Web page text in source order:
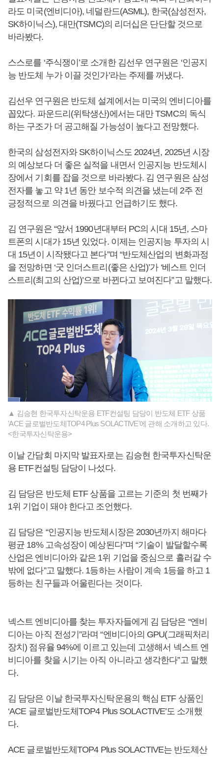
라도 미국(엔비디아), 네덜란드(ASML), 한국(삼성전자,
SK하이닉스), 대만(TSMC)의 리더십은 단단할 것으로
바라봤다.
스스로를 ‘주식쟁이’로 소개한 김선우 연구원은 ‘인공지
능 반도체 누가 이끌 것인가’라는 주제를 꺼냈다.
김선우 연구원은 반도체 설계에서는 미국의 엔비디아를
꼽았다. 파운드리(위탁생산)에서는 대만 TSMC의 독식
하는 구조가 더 공고해질 가능성이 높다고 전망했다.
한국의 삼성전자와 SK하이닉스도 2024년, 2025년 시장
의 예상보다 더 좋은 실적을 내면서 인공지능 반도체시
장에서 기회를 잡을 것으로 바라봤다. 김 연구원은 삼성
전자를 놓고 약 1년 동안 보수적 의견을 냈는데 2주 전
긍정적으로 의견을 바꿨다고 언급하기도 했다.
김 연구원은 “앞서 1990년대부터 PC의 시대 15년, 스마
트폰의 시대가 15년 있었다. 이제는 인공지능 투자의 시
대 15년이 시작됐다고 본다”며 “반도체산업의 변화과정
을 전망하면 ‘굿 인더스트리(좋은 산업)’가 ‘베스트 인더
스트리(최고의 산업)’으로 바뀐다고 보여진다”고 말했다.
▲ 김승현 한국투자신탁운용 ETF컨설팅 담당이 반도체 ETF 상품
'ACE 글로벌반도체TOP4 Plus SOLACTIVE'에 관해 소개하고 있다.
<한국투자신탁운용>
이날 간담회 마지막 발표자로는 김승현 한국투자신탁운
용 ETF컨설팅 담당이 나섰다.
김 담당은 반도체 ETF 상품을 고르는 기준의 첫 번째가
1위 기업이 돼야 한다고 조언했다.
김 담당은 “인공지능 반도체시장은 2030년까지 해마다
평균 18% 고속성장이 예상된다”며 “기술이 발달할수록
산업은 엔비디아와 같은 1위 기업을 중심으로 흘러갈 수
밖에 없다”고 말했다. 1등하는 사람이 계속 1등을 하고 1
등하는 친구들과 어울린다는 것이다.
넥스트 엔비디아를 찾는 투자자들에게 김 담당은 “엔비
디아는 아직 전성기”라며 “엔비디아의 GPU(그래픽처리
장치) 점유율 94%에 이르고 있는데 고생해서 넥스트 엔
비디아를 찾을 시기는 아직 아니라고 생각한다”고 말했
다.
김 담당은 이날 한국투자신탁운용의 핵심 ETF 상품인
‘ACE 글로벌반도체TOP4 Plus SOLACTIVE’도 소개했
다.
ACE 글로벌반도체TOP4 Plus SOLACTIVE는 반도체산